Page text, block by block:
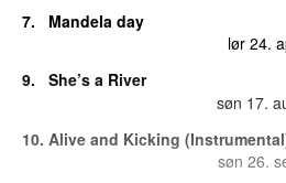
7.
Mandela day
lør 24.
9.
She’s a River
søn 17.
10. Alive and Kicking
søn 26.